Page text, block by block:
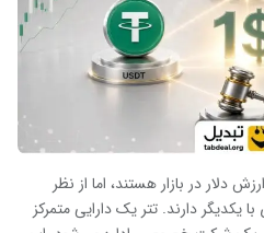
دلار در بازار هستند، اما از نظر
یکدیگر دارند. تتر یک دارایی متمرکز